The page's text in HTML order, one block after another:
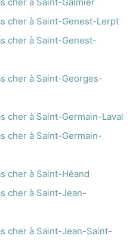
cher à Saint-Galmier
cher à Saint-Genest-Lerpt
cher à Saint-Genest-
cher à Saint-Georges-
cher à Saint-Germain-Laval
cher à Saint-Germain-
cher à Saint-Héand
cher à Saint-Jean-
cher à Saint-Jean-Saint-